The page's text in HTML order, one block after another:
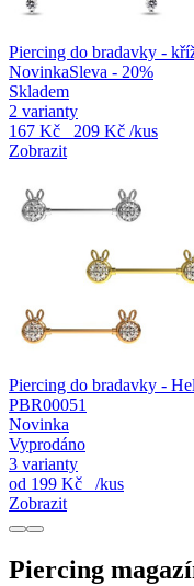
Piercing do bradavky -
NovinkaSleva - 20%
Skladem
2 varianty
167 Kč
209 Kč /kus
Zobrazit
Piercing do bradavky -
PBR00051
Novinka
Vyprodáno
3 varianty
od 199 Kč
/kus
Zobrazit
Piercing